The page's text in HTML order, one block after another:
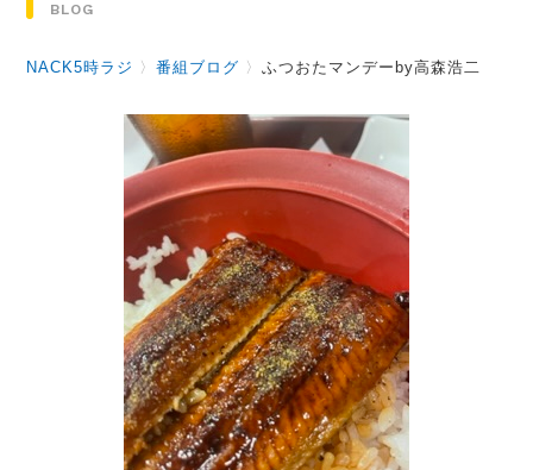
BLOG
NACK5時ラジ 〉番組ブログ 〉ふつおたマンデーby高森浩二